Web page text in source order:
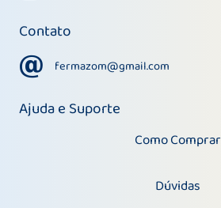
Contato
fermazom@gmail.com
fermazom@gmail.com
Ajuda e Suporte
Como Comprar
Dúvidas